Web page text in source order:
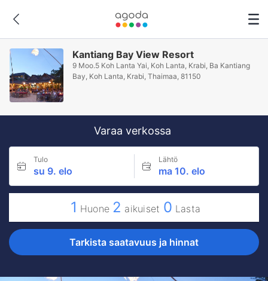
Kantiang Bay View Resort
9 Moo.5 Koh Lanta Yai, Koh Lanta, Krabi, Ba Kantiang
Bay, Koh Lanta, Krabi, Thaimaa, 81150
Varaa verkossa
Tulo
su 9. elo
Lähtö
ma 10. elo
1 Huone 2 aikuiset 0 Lasta
Tarkista saatavuus ja hinnat